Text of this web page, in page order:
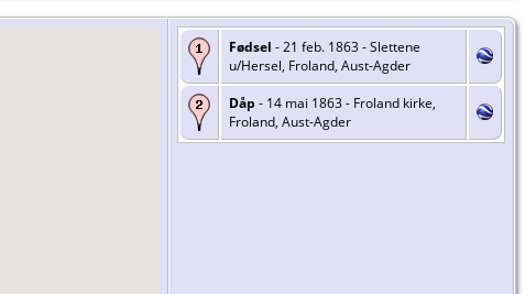
Fødsel - 21 feb. 1863 - Slettene
u/Hersel, Froland, Aust-Agder
Dåp - 14 mai 1863 - Froland kirke,
Froland, Aust-Agder